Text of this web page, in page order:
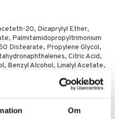
Om
20, Dicaprylyl Ether,
Palmitamidopropyltrimonium
Distearate, Propylene Glycol,
Citric Acid,
Benzyl Alcohol, Linalyl Acetate,